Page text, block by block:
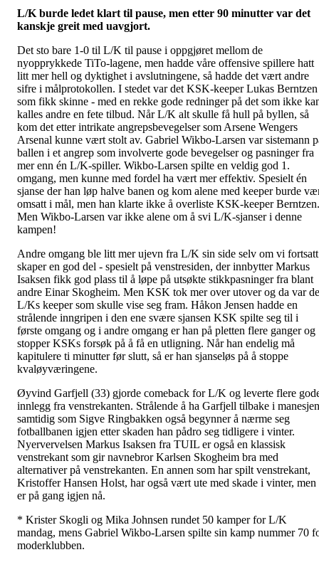
L/K burde ledet klart til pause, men etter 90 minutter var det
kanskje greit med uavgjort.
Det sto bare 1-0 til L/K til pause i oppgjøret mellom de
nyopprykkede TiTo-lagene, men hadde våre offensive spillere hatt
litt mer hell og dyktighet i avslutningene, så hadde det vært andre
sifre i målprotokollen. I stedet var det KSK-keeper Lukas Berntzen
som fikk skinne - med en rekke gode redninger på det som ikke
kalles andre en fete tilbud. Når L/K alt skulle få hull på byllen, så
kom det etter intrikate angrepsbevegelser som Arsene Wengers
Arsenal kunne vært stolt av. Gabriel Wikbo-Larsen var sistemann
ballen i et angrep som involverte gode bevegelser og pasninger fra
mer enn én L/K-spiller. Wikbo-Larsen spilte en veldig god 1.
omgang, men kunne med fordel ha vært mer effektiv. Spesielt én
sjanse der han løp halve banen og kom alene med keeper burde
omsatt i mål, men han klarte ikke å overliste KSK-keeper Berntzen.
Men Wikbo-Larsen var ikke alene om å svi L/K-sjanser i denne
kampen!
Andre omgang ble litt mer ujevn fra L/K sin side selv om vi fortsatt
skaper en god del - spesielt på venstresiden, der innbytter Markus
Isaksen fikk god plass til å løpe på utsøkte stikkpasninger fra blant
andre Einar Skogheim. Men KSK tok mer over utover og da var
L/Ks keeper som skulle vise seg fram. Håkon Jensen hadde en
strålende inngripen i den ene svære sjansen KSK spilte seg til i
første omgang og i andre omgang er han på pletten flere ganger og
stopper KSKs forsøk på å få en utligning. Når han endelig må
kapitulere ti minutter før slutt, så er han sjanseløs på å stoppe
kvaløyværingene.
Øyvind Garfjell (33) gjorde comeback for L/K og leverte flere
innlegg fra venstrekanten. Strålende å ha Garfjell tilbake i
samtidig som Sigve Ringbakken også begynner å nærme seg
fotballbanen igjen etter skaden han pådro seg tidligere i vinter.
Nyervervelsen Markus Isaksen fra TUIL er også en klassisk
venstrekant som gir navnebror Karlsen Skogheim bra med
alternativer på venstrekanten. En annen som har spilt venstrekant,
Kristoffer Hansen Holst, har også vært ute med skade i vinter, men
er på gang igjen nå.
* Krister Skogli og Mika Johnsen rundet 50 kamper for L/K
mandag, mens Gabriel Wikbo-Larsen spilte sin kamp nummer 70
moderklubben.